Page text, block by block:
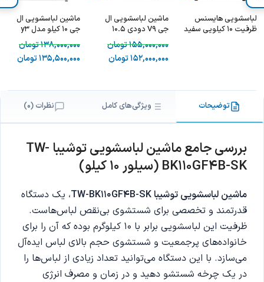
لباسشویی هایسنس
ظرفیت 10 کیلویی سفید
ماشین لباسشویی ال
جی V9 دودی 10.5
155,000,000تومان
152,000,000تومان
ماشین لباسشویی ال
جی 10 کیلو مدل y3
138,000,000تومان
135,500,000تومان
توضیحات ویژگی‌های کامل نظرات (0)
بررسی جامع ماشین لباسشویی توشیبا TW-
BK110GF4B-SK (سیلور ۱۰ کیلو)
ماشین لباسشویی توشیبا TW-BK110GF4B-SK
، یک دستگاه
قدرتمند و تخصصی برای شستشوی بی‌نقص لباس‌هاست.
ظرفیت این لباسشویی برابر با ۱۰ کیلوگرم بوده که آن را برای
خانواده‌های پرجمعیت و شستشوی حجم بالای لباس ایده‌آل
می‌سازد. با این دستگاه می‌توانید تعداد زیادی از لباس‌ها را
در یک چرخه شستشو دهید و در زمان و مصرف انرژی